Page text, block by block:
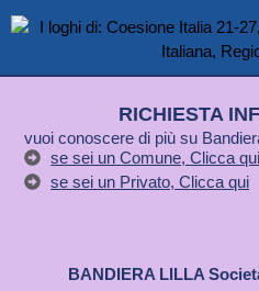
RICHIESTA
vuoi conoscere di più su
se sei un Comune, Clicca qui
se sei un Privato, Clicca qui
BANDIERA LILLA